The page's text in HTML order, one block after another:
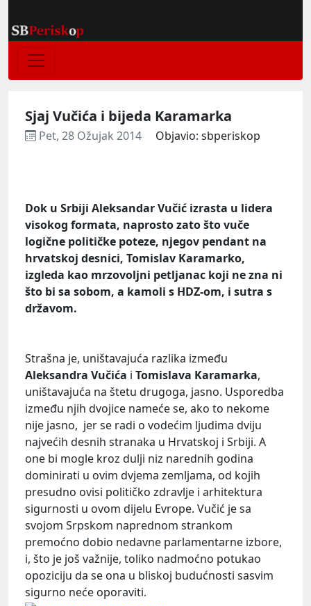
Sjaj Vučića i bijeda Karamarka
Pet, 28 Ožujak 2014 Objavio: sbperiskop
Dok u Srbiji Aleksandar Vučić izrasta u lidera
visokog formata, naprosto zato što vuče
logične političke poteze, njegov pendant na
hrvatskoj desnici, Tomislav Karamarko,
izgleda kao mrzovoljni petljanac koji ne zna ni
što bi sa sobom, a kamoli s HDZ-om, i sutra s
državom.
Strašna je, uništavajuća razlika između
Aleksandra Vučića i Tomislava Karamarka,
uništavajuća na štetu drugoga, jasno. Usporedba
između njih dvojice nameće se, ako to nekome
nije jasno, jer se radi o vodećim ljudima dviju
najvećih desnih stranaka u Hrvatskoj i Srbiji. A
one bi mogle kroz dulji niz narednih godina
dominirati u ovim dvjema zemljama, od kojih
presudno ovisi političko zdravlje i arhitektura
sigurnosti u ovom dijelu Evrope. Vučić je sa
svojom Srpskom naprednom strankom
premoćno dobio nedavne parlamentarne izbore,
i, što je još važnije, toliko nadmoćno potukao
opoziciju da se ona u bliskoj budućnosti sasvim
sigurno neće oporaviti.